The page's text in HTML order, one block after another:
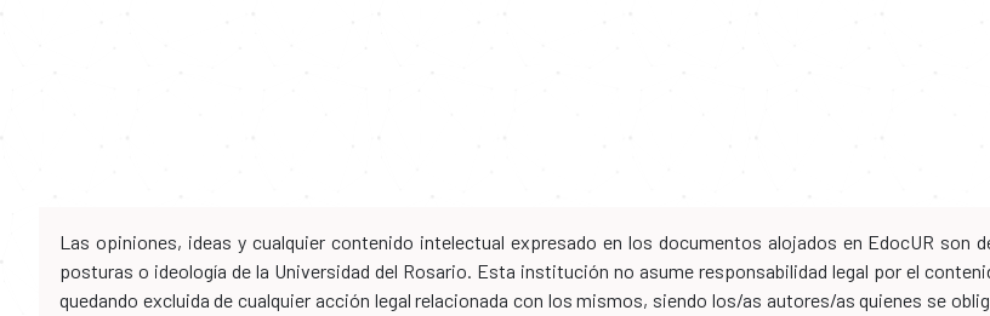
Las opiniones, ideas y cualquier contenido intelectual expresado en los documentos alojados en EdocUR son
posturas o ideología de la Universidad del Rosario. Esta institución no asume responsabilidad legal por el
quedando excluida de cualquier acción legal relacionada con los mismos, siendo los/as autores/as quienes se